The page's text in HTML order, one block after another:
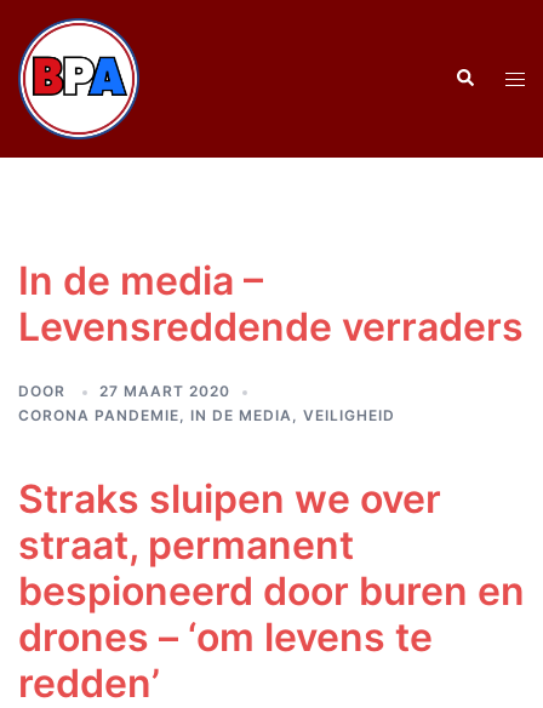
naar
de
inhoud
Zoeken
In de media –
Levensreddende verraders
DOOR
27 MAART 2020
CORONA PANDEMIE, IN DE MEDIA, VEILIGHEID
Straks sluipen we over
straat, permanent
bespioneerd door buren en
drones – ‘om levens te
redden’